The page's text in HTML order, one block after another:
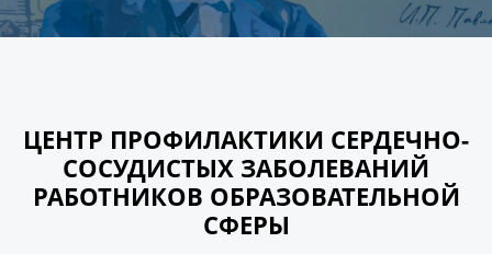
ЦЕНТР ПРОФИЛАКТИКИ СЕРДЕЧНО-
СОСУДИСТЫХ ЗАБОЛЕВАНИЙ
РАБОТНИКОВ ОБРАЗОВАТЕЛЬНОЙ
СФЕРЫ